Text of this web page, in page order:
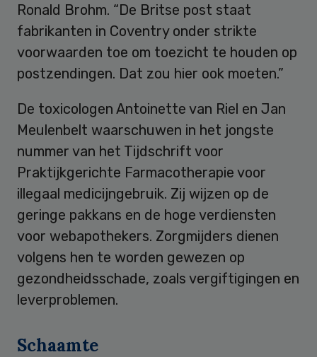
Ronald Brohm. “De Britse post staat
fabrikanten in Coventry onder strikte
voorwaarden toe om toezicht te houden op
postzendingen. Dat zou hier ook moeten.”
De toxicologen Antoinette van Riel en Jan
Meulenbelt waarschuwen in het jongste
nummer van het Tijdschrift voor
Praktijkgerichte Farmacotherapie voor
illegaal medicijngebruik. Zij wijzen op de
geringe pakkans en de hoge verdiensten
voor webapothekers. Zorgmijders dienen
volgens hen te worden gewezen op
gezondheidsschade, zoals vergiftigingen en
leverproblemen.
Schaamte